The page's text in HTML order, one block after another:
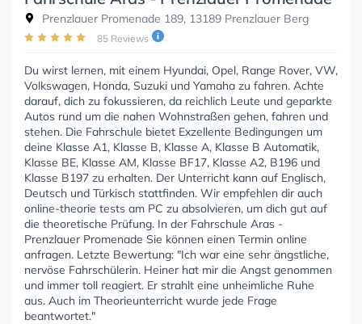
Prenzlauer Promenade 189, 13189 Prenzlauer Berg
85 Reviews
Du wirst lernen, mit einem Hyundai, Opel, Range Rover, VW,
Volkswagen, Honda, Suzuki und Yamaha zu fahren. Achte
darauf, dich zu fokussieren, da reichlich Leute und geparkte
Autos rund um die nahen Wohnstraßen gehen, fahren und
stehen. Die Fahrschule bietet Exzellente Bedingungen um
deine Klasse A1, Klasse B, Klasse A, Klasse B Automatik,
Klasse BE, Klasse AM, Klasse BF17, Klasse A2, B196 und
Klasse B197 zu erhalten. Der Unterricht kann auf Englisch,
Deutsch und Türkisch stattfinden. Wir empfehlen dir auch
online-theorie tests am PC zu absolvieren, um dich gut auf
die theoretische Prüfung. In der Fahrschule Aras -
Prenzlauer Promenade Sie können einen Termin online
anfragen. Letzte Bewertung: "Ich war eine sehr ängstliche,
nervöse Fahrschülerin. Heiner hat mir die Angst genommen
und immer toll reagiert. Er strahlt eine unheimliche Ruhe
aus. Auch im Theorieunterricht wurde jede Frage
beantwortet."